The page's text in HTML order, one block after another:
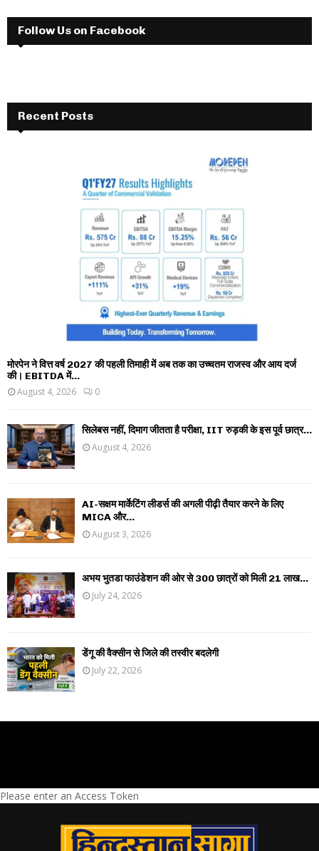
Follow Us on Facebook
Recent Posts
मोरपेन ने वित्त वर्ष 2027 की पहली तिमाही में अब तक का उच्चतम राजस्व और आय दर्ज
की। EBITDA में...
August 4, 2026
0
सिलेबस नहीं, दिमाग जीतता है परीक्षा, IIT रुड़की के इस पूर्व छात्र...
August 4, 2026
AI-सक्षम मार्केटिंग लीडर्स की अगली पीढ़ी तैयार करने के लिए
MICA और...
August 3, 2026
अभय भुतडा फाउंडेशन की ओर से 300 छात्रों को मिली 21 लाख...
July 24, 2026
डेंगू की वैक्सीन से जिले की तस्वीर बदलेगी
July 22, 2026
Please enter an Access Token